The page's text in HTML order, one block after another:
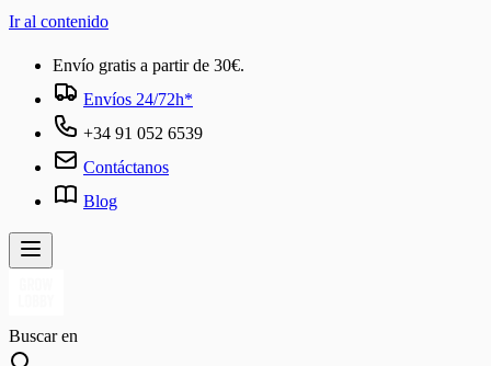
Ir al contenido
Envío gratis a partir de 30€.
Envíos 24/72h*
+34 91 052 6539
Contáctanos
Blog
Buscar en